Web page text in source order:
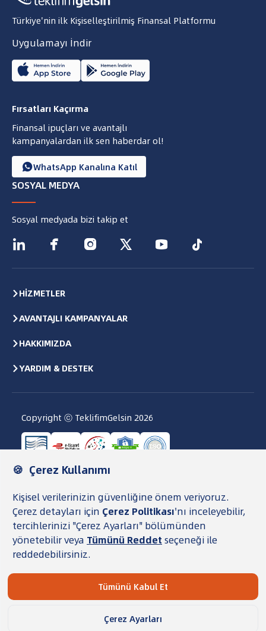
Türkiye'nin ilk Kişiselleştirilmiş Finansal Platformu
Uygulamayı İndir
Fırsatları Kaçırma
Finansal ipuçları ve avantajlı
kampanyalardan ilk sen haberdar ol!
WhatsApp Kanalına Katıl
SOSYAL MEDYA
Sosyal medyada bizi takip et
     
HİZMETLER
AVANTAJLI KAMPANYALAR
HAKKIMIZDA
YARDIM & DESTEK
Copyright ⓒ TeklifimGelsin 2026
Kullanıcı SözleşmesiGizlilik Politikası ve KVKK
Veri Saklama ve İmha Politikası
TG Para Şartnamesi
Şeffaflık Metni
TeklifimGelsin, finansal ürünleri karşılaştırıp
başvurunuzu bankaya iletmenize yardımcı olan bir
gösterebilir. Süreçteki nihai onay, sözleşme adımları ve
sorumluluğu bulunmaz.